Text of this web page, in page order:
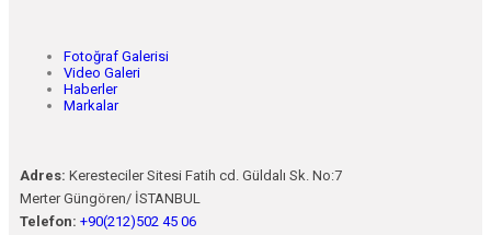
Fotoğraf Galerisi
Video Galeri
Haberler
Markalar
Adres: Keresteciler Sitesi Fatih cd. Güldalı Sk. No:7
Merter Güngören/ İSTANBUL
Telefon: +90(212)502 45 06